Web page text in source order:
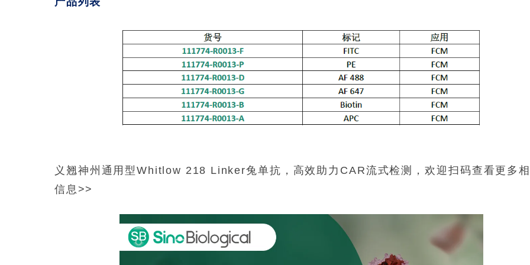
义翘神州通用型Whitlow 218 Linker兔单抗，高效助力CAR流式检测，欢迎扫码查看更多
信息>>